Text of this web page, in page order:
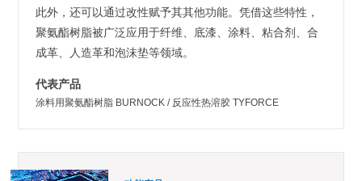
此外，还可以通过改性赋予其其他功能。凭借这些特性，
聚氨酯树脂被广泛应用于纤维、底漆、涂料、粘合剂、合
成革、人造革和泡沫垫等领域。
代表产品
涂料用聚氨酯树脂 BURNOCK / 反应性热溶胶 TYFORCE